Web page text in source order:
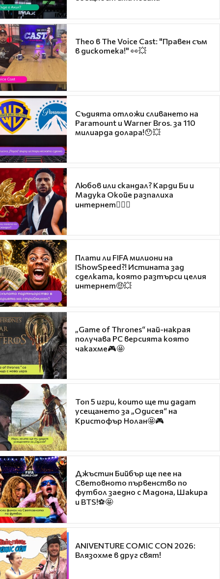
Theo в The Voice Cast: "Правен съм
в дискотека!" 👀💥
Съдията отложи сливането на
Paramount и Warner Bros. за 110
милиарда долара!😯💥
Любов или скандал? Карди Би и
Мадука Окойе разпалиха
интернет❤️‍🔥🔥
Плати ли FIFA милиони на
IShowSpeed?! Истината зад
сделката, която разтърси целия
интернет🤑💥
„Game of Thrones“ най-накрая
получава PC версията която
чакахме🎮🤩
Топ 5 игри, които ще ти дадат
усещането за „Одисея“ на
Кристофър Нолан🤩🎮
Джъстин Бийбър ще пее на
Световното първенство по
футбол заедно с Мадона, Шакира
и BTS!⚽🤩
ANIVENTURE COMIC CON 2026:
Влязохме в друг свят!